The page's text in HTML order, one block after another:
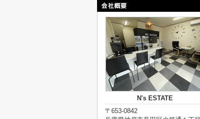
N's ESTATE
〒653-0842